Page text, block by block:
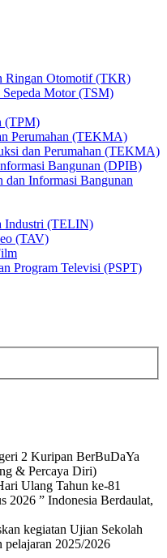
Ringan Otomotif (TKR)
Motor (TSM)
(TPM)
Perumahan (TEKMA)
dan Perumahan (TEKMA)
Bangunan (DPIB)
dan Informasi Bangunan
Industri (TELIN)
(TAV)
Program Televisi (PSPT)
2 Kuripan BerBuDaYa
& Percaya Diri)
Ulang Tahun ke-81
2026 ” Indonesia Berdaulat,
kegiatan Ujian Sekolah
pelajaran 2025/2026